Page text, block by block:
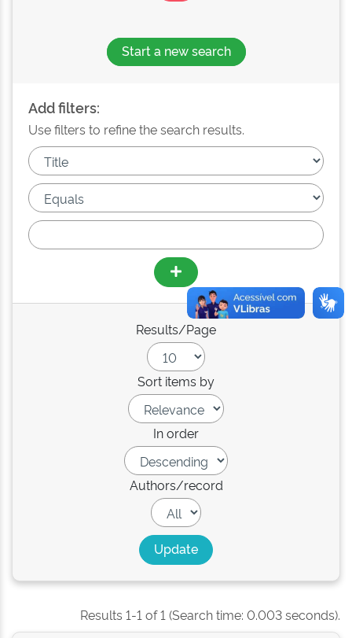
Start a new search
Add filters:
Use filters to refine the search results.
Results/Page
Sort items by
In order
Authors/record
Results 1-1 of 1 (Search time: 0.003 seconds).